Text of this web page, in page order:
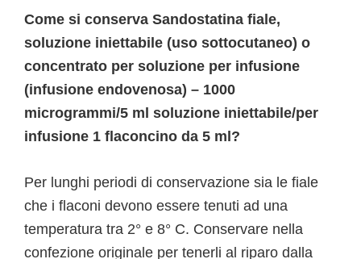
Come si conserva Sandostatina fiale,
soluzione iniettabile (uso sottocutaneo) o
concentrato per soluzione per infusione
(infusione endovenosa) – 1000
microgrammi/5 ml soluzione iniettabile/per
infusione 1 flaconcino da 5 ml?
Per lunghi periodi di conservazione sia le fiale
che i flaconi devono essere tenuti ad una
temperatura tra 2° e 8° C. Conservare nella
confezione originale per tenerli al riparo dalla